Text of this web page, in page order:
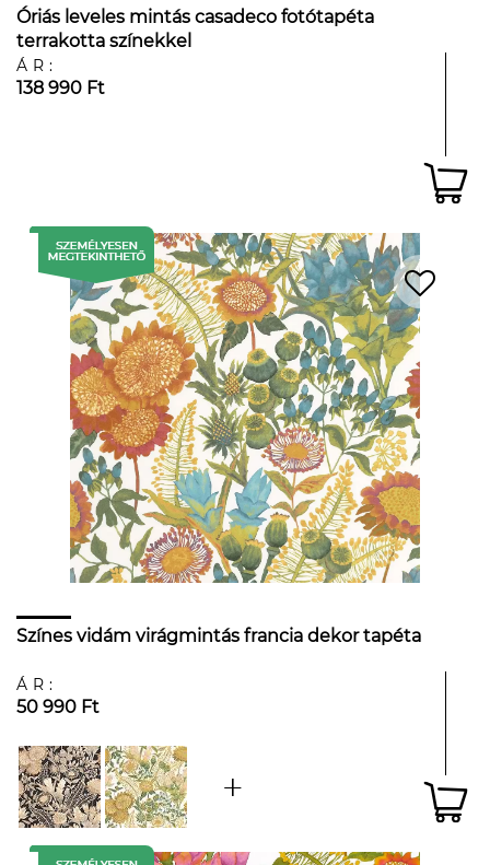
Óriás leveles mintás casadeco fotótapéta
terrakotta színekkel
ÁR:
138 990 Ft
Színes vidám virágmintás francia dekor tapéta
ÁR:
50 990 Ft